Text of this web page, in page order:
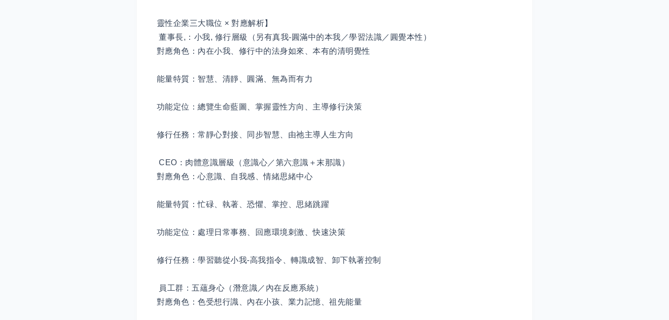
靈性企業三大職位 × 對應解析】
董事長,：小我, 修行層級（另有真我-圓滿中的本我／學習法識／圓覺本性）
對應角色：內在小我、修行中的法身如來、本有的清明覺性
能量特質：智慧、清靜、圓滿、無為而有力
功能定位：總覽生命藍圖、掌握靈性方向、主導修行決策
修行任務：常靜心對接、同步智慧、由祂主導人生方向
CEO：肉體意識層級（意識心／第六意識＋末那識）
對應角色：心意識、自我感、情緒思緒中心
能量特質：忙碌、執著、恐懼、掌控、思緒跳躍
功能定位：處理日常事務、回應環境刺激、快速決策
修行任務：學習聽從小我-高我指令、轉識成智、卸下執著控制
員工群：五蘊身心（潛意識／內在反應系統）
對應角色：色受想行識、內在小孩、業力記憶、祖先能量